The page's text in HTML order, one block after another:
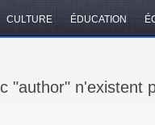
CULTURE ÉDUCATION
"author" n'existent